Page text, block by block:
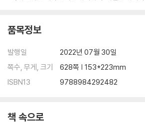
제8장 노동자를 보호하는 것은 누구인가?
1. 노동조합과 노동자
2. 정부와 노동자
제9장 인플레이션에 대한 치료
품목정보
발행일
2022년 07월 30일
쪽수, 무게, 크기
628쪽 | 153*223mm
ISBN13
9788984292482
책 속으로